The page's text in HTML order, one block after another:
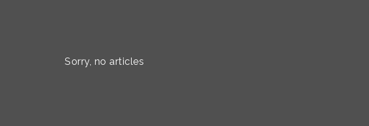
Sorry, no articles